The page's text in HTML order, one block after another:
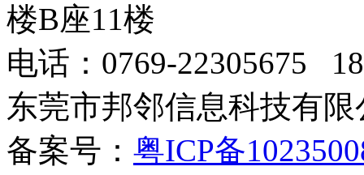
楼B座11楼
电话：0769-22305675
东莞市邦邻信息科技有
备案号： 粤ICP备